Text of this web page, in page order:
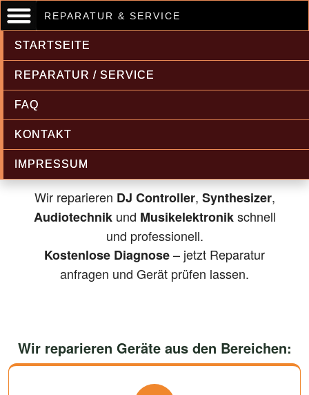
REPARATUR & SERVICE
STARTSEITE
REPARATUR / SERVICE
FAQ
KONTAKT
IMPRESSUM
Musikelektronik & Audiotechnik
Reparatur
Wir reparieren DJ Controller, Synthesizer,
Audiotechnikund Musikelektronikschnell
und professionell.
Kostenlose Diagnose– jetzt Reparatur
anfragen und Gerät prüfen lassen.
Wir reparieren Geräte aus den Bereichen: